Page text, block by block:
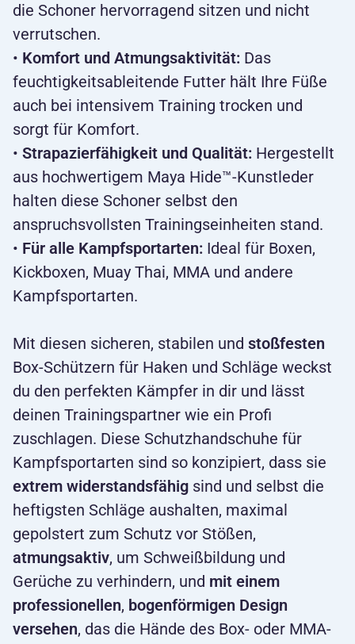
die Schoner hervorragend sitzen und nicht
verrutschen.
• Komfort und Atmungsaktivität: Das
feuchtigkeitsableitende Futter hält Ihre Füße
auch bei intensivem Training trocken und
sorgt für Komfort.
• Strapazierfähigkeit und Qualität: Hergestellt
aus hochwertigem Maya Hide™-Kunstleder
halten diese Schoner selbst den
anspruchsvollsten Trainingseinheiten stand.
• Für alle Kampfsportarten: Ideal für Boxen,
Kickboxen, Muay Thai, MMA und andere
Kampfsportarten.
Mit diesen sicheren, stabilen und stoßfesten
Box-Schützern für Haken und Schläge weckst
du den perfekten Kämpfer in dir und lässt
deinen Trainingspartner wie ein Profi
zuschlagen. Diese Schutzhandschuhe für
Kampfsportarten sind so konzipiert, dass sie
extrem widerstandsfähig sind und selbst die
heftigsten Schläge aushalten, maximal
gepolstert zum Schutz vor Stößen,
atmungsaktiv, um Schweißbildung und
Gerüche zu verhindern, und mit einem
professionellen, bogenförmigen Design
versehen, das die Hände des Box- oder MMA-